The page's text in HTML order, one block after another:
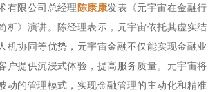
有限公司总经理 陈康康发表《元宇宙在金融行
析》演讲。陈经理表示，元宇宙依托其虚实结
机协同等优势，元宇宙金融不仅能实现金融业
户提供沉浸式体验，提高服务质量。元宇宙将
动的管理模式，实现金融管理的主动化和精准